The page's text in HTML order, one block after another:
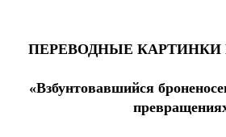
ПЕРЕВОДНЫЕ
«Взбунтовавшийся